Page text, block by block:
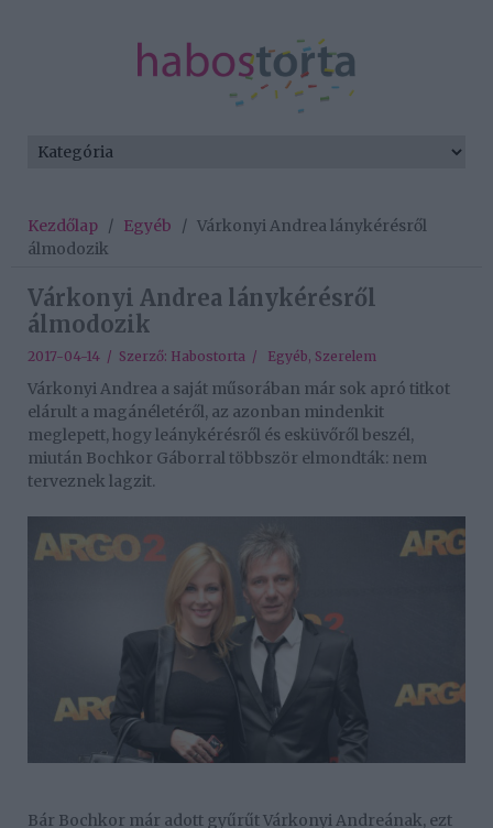
Kezdőlap / Egyéb / Várkonyi Andrea lánykérésről
álmodozik
Várkonyi Andrea lánykérésről
álmodozik
2017-04-14 / Szerző: Habostorta / Egyéb, Szerelem
Várkonyi Andrea a saját műsorában már sok apró titkot
elárult a magánéletéről, az azonban mindenkit
meglepett, hogy leánykérésről és esküvőről beszél,
miután Bochkor Gáborral többször elmondták: nem
terveznek lagzit.
Bár Bochkor már adott gyűrűt Várkonyi Andreának, ezt